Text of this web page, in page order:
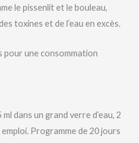
le pissenlit et le bouleau,
toxines et de l’eau en excès.
pour une consommation
dans un grand verre d’eau, 2
Programme de 20 jours